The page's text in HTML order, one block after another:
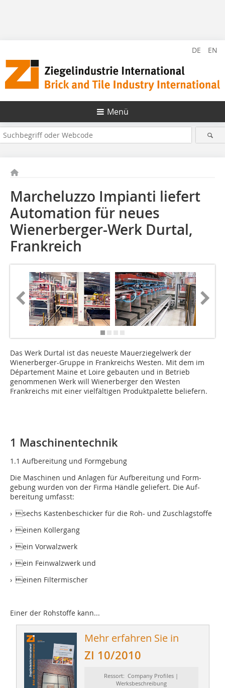
DE EN
Menü
Marcheluzzo Impianti liefert
Automation für neues
Wienerberger-Werk Durtal,
Frankreich
Das Werk Durtal ist das neueste Mauerziegelwerk der
Wienerberger-Gruppe in Frankreichs Westen. Mit dem im
Département Maine et Loire gebauten und in Betrieb
genommenen Werk will Wienerberger den Westen
Frankreichs mit einer vielfältigen Produktpalette beliefern.
1 Maschinentechnik
1.1 Aufbereitung und Formgebung
Die Maschinen und Anlagen für Aufbereitung und Form­
gebung wurden von der Firma Händle geliefert. Die Auf­
bereitung umfasst:
› sechs Kastenbeschicker für die Roh- und Zuschlagstoffe
› einen Kollergang
› ein Vorwalzwerk
› ein Feinwalzwerk und
› einen Filtermischer
Einer der Rohstoffe kann...
Mehr erfahren Sie in
ZI 10/2010
Ressort: Company Profiles |
Werksbeschreibung